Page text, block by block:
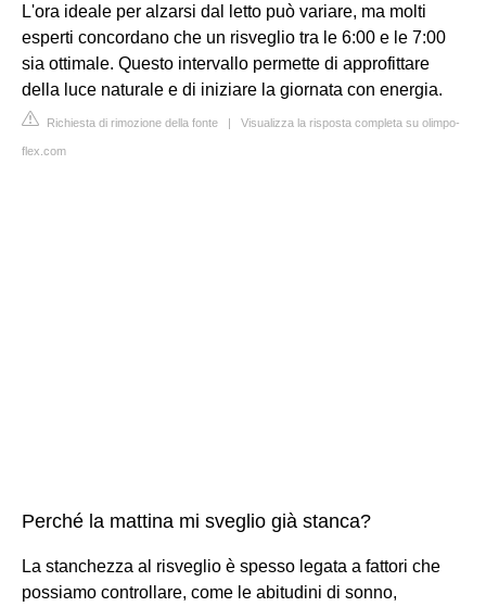
L'ora ideale per alzarsi dal letto può variare, ma molti
esperti concordano che un risveglio tra le 6:00 e le 7:00
sia ottimale. Questo intervallo permette di approfittare
della luce naturale e di iniziare la giornata con energia.
Richiesta di rimozione della fonte | Visualizza la risposta completa su olimpo-
flex.com
Perché la mattina mi sveglio già stanca?
La stanchezza al risveglio è spesso legata a fattori che
possiamo controllare, come le abitudini di sonno,